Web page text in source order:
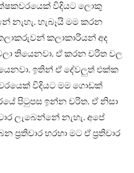
විදියට ලොකු
නැහැ. හැබෑයි මම කරන
කලාකාරියන් අද
තියෙනවා. ඒ කරන චරිත වල
ඉතින් ඒ දේවලුත් එක්ක
විදියට මම ගොඩක්
පිටුපස ඉන්න චරිත. ඒ නිසා
ලැබෙන්නේ නැහැ. අපේ
ප්‍රතිචාර හරහා මට ඒ ප්‍රතිචාර